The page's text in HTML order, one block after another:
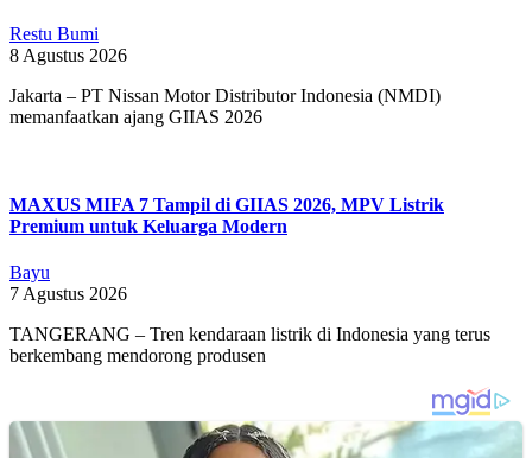
Restu Bumi
8 Agustus 2026
Jakarta – PT Nissan Motor Distributor Indonesia (NMDI)
memanfaatkan ajang GIIAS 2026
MAXUS MIFA 7 Tampil di GIIAS 2026, MPV Listrik
Premium untuk Keluarga Modern
Bayu
7 Agustus 2026
TANGERANG – Tren kendaraan listrik di Indonesia yang terus
berkembang mendorong produsen